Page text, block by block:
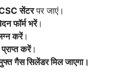
सेंटरपर जाएं।
फॉर्म भरें।
करें।
करें।
गैस सिलेंडर मिल जाएगा।